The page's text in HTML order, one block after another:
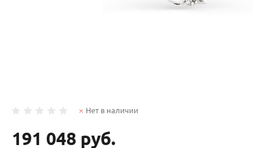
Нет в наличии
191 048 руб.